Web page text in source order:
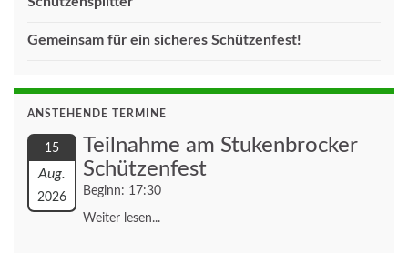
Gemeinsam für ein sicheres Schützenfest!
ANSTEHENDE TERMINE
15
Aug.
2026
Teilnahme am Stukenbrocker
Schützenfest
Beginn: 17:30
Weiter lesen...